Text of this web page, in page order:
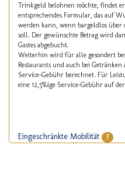
Trinkgeld belohnen möchte, findet
entsprechendes Formular, das auf
werden kann, wenn bargeldlos über
soll. Der gewünschte Betrag wird
Gastes abgebucht.
Weiterhin wird für alle gesondert
Restaurants und auch bei
Service-Gebühr berechnet. Für
eine 12,5%ige Service-Gebühr auf
Eingeschränkte Mobilität ?